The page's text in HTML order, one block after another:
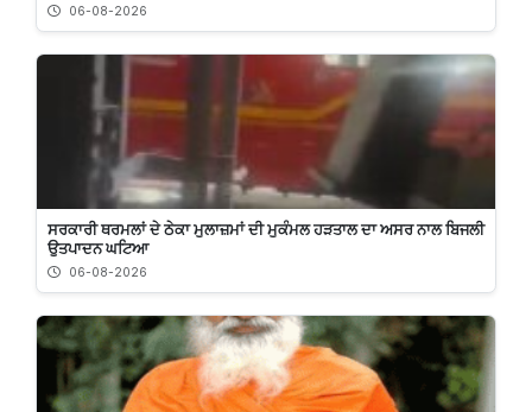
06-08-2026
ਸਰਕਾਰੀ ਥਰਮਲਾਂ ਦੇ ਠੇਕਾ ਮੁਲਾਜ਼ਮਾਂ ਦੀ ਮੁਕੰਮਲ ਹੜਤਾਲ ਦਾ ਅਸਰ ਨਾਲ ਬਿਜਲੀ
ਉਤਪਾਦਨ ਘਟਿਆ
06-08-2026